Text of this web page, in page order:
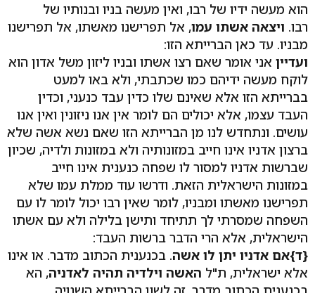
הוא מעשה ידיו של רבו, ואין מעשה בניו ובנותיו של
רבו. ויצאה אשתו עמו, אל תפרישנו מאשתו, אל תפרישנו
מבניו. עד כאן הברייתא הזו:
ועדיין אני אומר שאם רצו אשתו ובניו ליזון משל אדון הוא
לוקח מעשה ידיהם כמו שכתבתי, ולא באו למעט
בברייתא הזו אלא שאינם שלו כדין עבד כנעני, וכדין
העבד עצמו, אלא יכולים הם לומר אין אנו ניזונין ואין אנו
עושים. ונתחדש לנו מן הברייתא הזו שאם נשא אשה שלא
ברצון אדניו אינו חייב במזונותיה ולא במזונות ולדיה, שכיון
שברשות אדניו למסור לו שפחה כנענית אינו חייב
במזונות הישראלית הזאת. ודרשו עוד ממלת עמו שלא
תפרישנו מאשתו ומבניו, לומר שאין רבו יכול לומר לו עם
השפחה שמסרתי לך תתיחד ותישן בלילה ולא עם אשתו
הישראלית, אלא הרי הדבר ברשות העבד:
{ד}אם אדניו יתן לו אשה. בכנענית הכתוב מדבר. או אינו
אלא ישראלית, ת"ל האשה וילדיה תהיה לאדניה, הא